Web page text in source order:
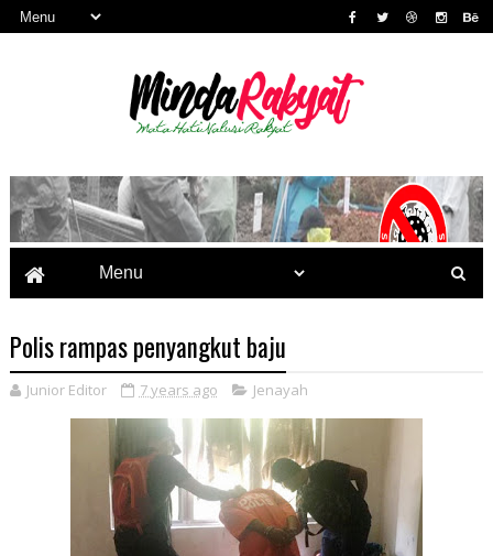
Polis rampas penyangkut baju
Junior Editor 7 years ago Jenayah